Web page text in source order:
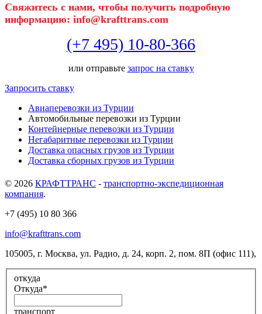
Свяжитесь с нами, чтобы получить подробную
информацию: info@krafttrans.com
(+7 495) 10-80-366
или отправьте запрос на ставку
Запросить ставку
Авиаперевозки из Турции
Автомобильные перевозки из Турции
Контейнерные перевозки из Турции
Негабаритные перевозки из Турции
Доставка опасных грузов из Турции
Доставка сборных грузов из Турции
© 2026 КРАФТТРАНС - транспортно-экспедиционная
компания.
+7 (495) 10 80 366
info@krafttrans.com
105005, г. Москва, ул. Радио, д. 24, корп. 2, пом. 8П (офис 111),
откуда
Откуда*
транспорт